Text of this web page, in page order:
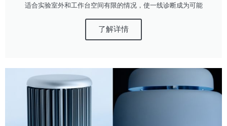
适合实验室外和工作台空间有限的情况，使一线诊断成为可能
了解详情